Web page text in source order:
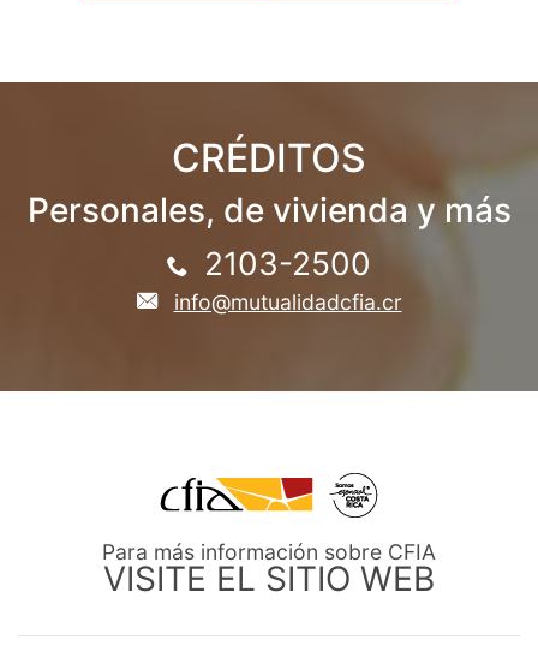
CRÉDITOS
Personales, de vivienda y más
2103-2500
info@mutualidadcfia.cr
Para más información sobre CFIA
VISITE EL SITIO WEB